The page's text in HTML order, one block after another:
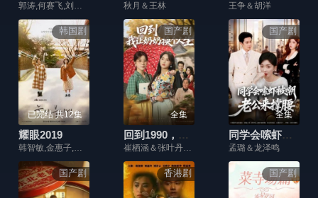
郭涛,何赛飞,刘亚津 秋月＆王林 王争＆胡洋
韩国剧
已完结 共12集
耀眼2019
韩智敏,金惠子,南柱赫,孙浩俊
国产剧
全集
回到1990，我让奶奶换个人生
崔栖涵＆张叶丹＆王大同
国产剧
全集
同学会嗦虾被嘲老公来撑腰
孟璐＆龙泽鸣
国产剧 香港剧 国产剧